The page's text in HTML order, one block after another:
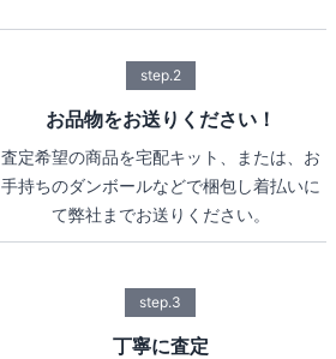
step.2
お品物をお送りください！
査定希望の商品を宅配キット、または、お
手持ちのダンボールなどで梱包し着払いに
て弊社までお送りください。
step.3
丁寧に査定